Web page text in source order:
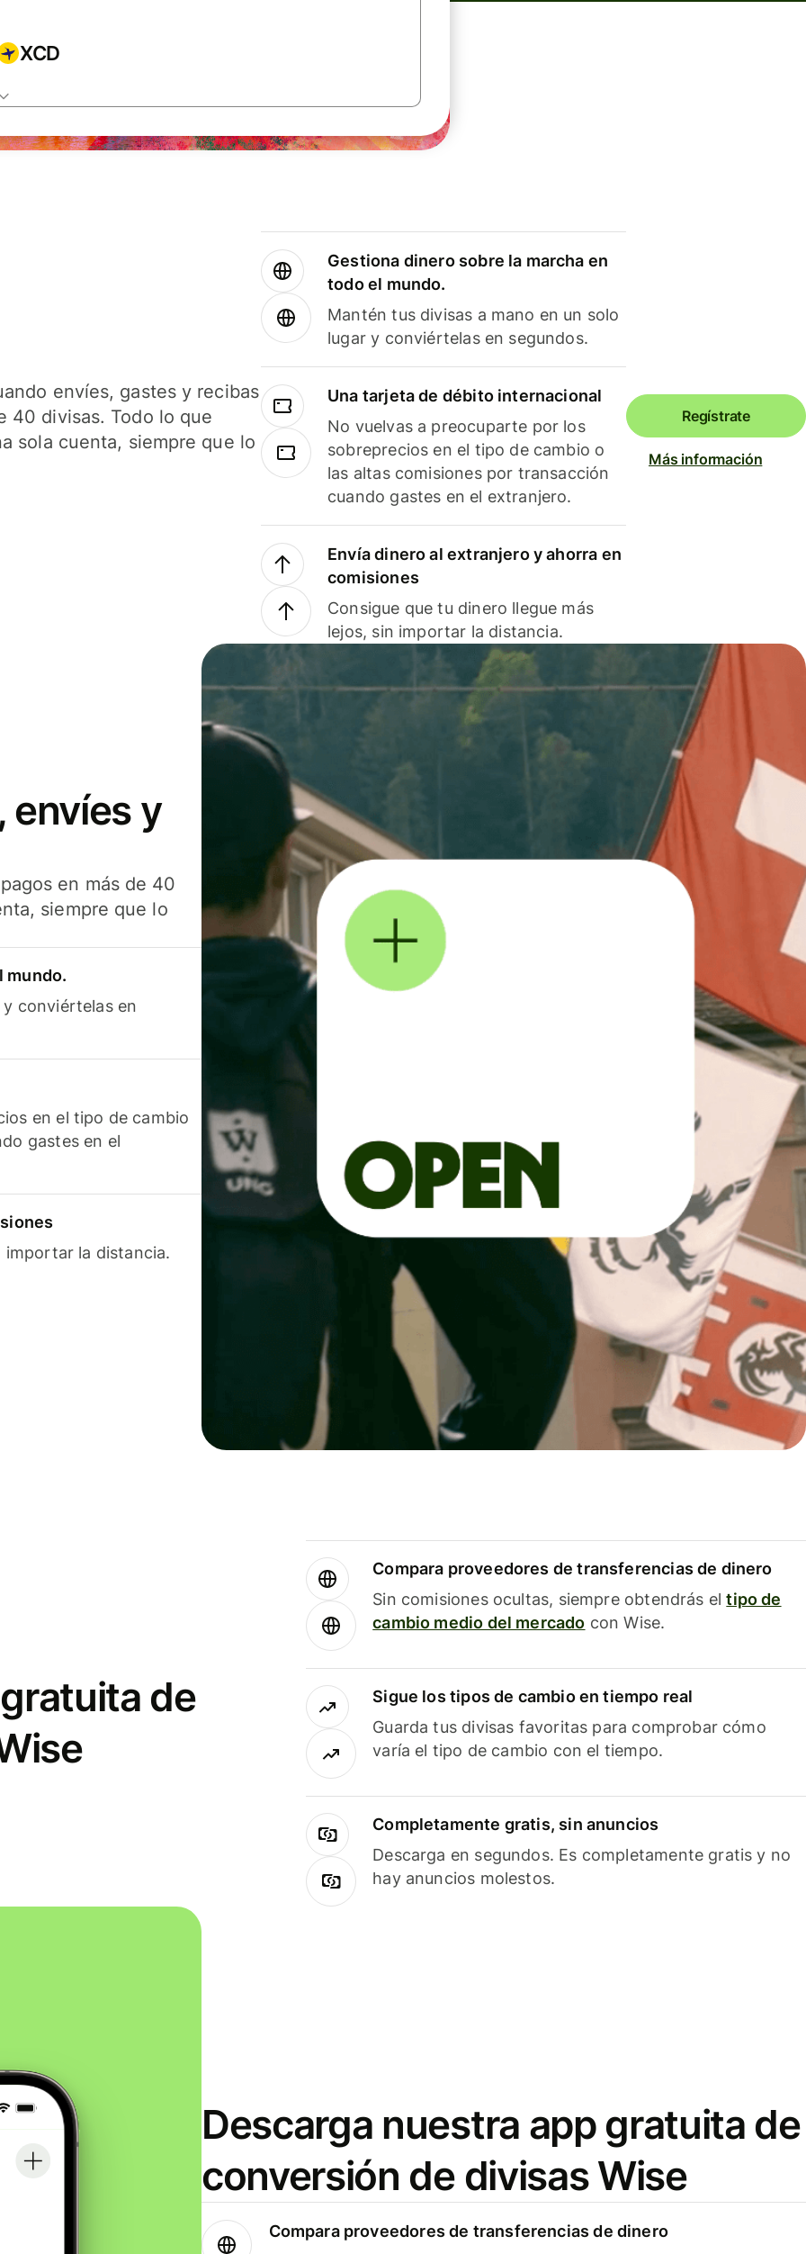
XCD
envíes, gastes y recibas
40 divisas. Todo lo que
sola cuenta, siempre que lo
Gestiona dinero sobre la marcha en
todo el mundo.
Mantén tus divisas a mano en un solo
lugar y conviértelas en segundos.
Una tarjeta de débito internacional
No vuelvas a preocuparte por los
sobreprecios en el tipo de cambio o
las altas comisiones por transacción
cuando gastes en el extranjero.
Envía dinero al extranjero y ahorra en
comisiones
Consigue que tu dinero llegue más
lejos, sin importar la distancia.
Regístrate
Más información
envíes y
en más de 40
siempre que lo
mundo.
conviértelas en
en el tipo de cambio
gastes en el
importar la distancia.
de
Compara proveedores de transferencias de dinero
Sin comisiones ocultas, siempre obtendrás eltipo de
cambio medio del mercado con Wise.
Sigue los tipos de cambio en tiempo real
Guarda tus divisas favoritas para comprobar cómo
varía el tipo de cambio con el tiempo.
Completamente gratis, sin anuncios
Descarga en segundos. Es completamente gratis y no
hay anuncios molestos.
Descarga nuestra app gratuita de
conversión de divisas Wise
Compara proveedores de transferencias de dinero